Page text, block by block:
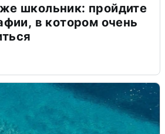
школьник: пройдите
в котором очень